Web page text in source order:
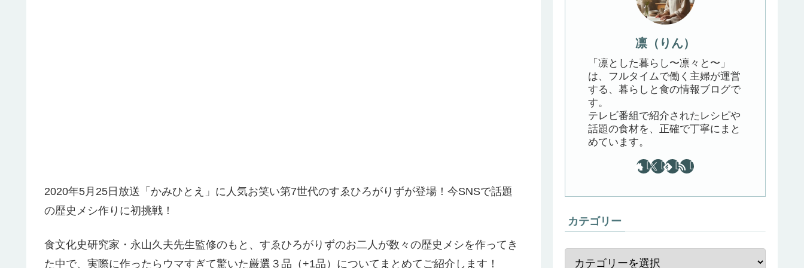
2020年5月25日放送「かみひとえ」に人気お笑い第7世代のすゑひろがりずが登場！今SNSで話題
の歴史メシ作りに初挑戦！
食文化史研究家・永山久夫先生監修のもと、すゑひろがりずのお二人が数々の歴史メシを作ってき
た中で、実際に作ったらウマすぎて驚いた厳選３品（+1品）についてまとめてご紹介します！
凛（りん）
「凛とした暮らし〜凛々と〜」
は、フルタイムで働く主婦が運営
する、暮らしと食の情報ブログで
す。
テレビ番組で紹介されたレシピや
話題の食材を、正確で丁寧にまと
めています。
カテゴリー